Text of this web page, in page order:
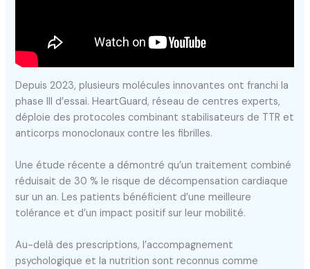
Depuis 2023, plusieurs molécules innovantes ont franchi la
phase III d’essai. HeartGuard, réseau de centres experts,
déploie des protocoles combinant stabilisateurs de TTR et
anticorps monoclonaux contre les fibrilles.
Une étude récente a démontré qu’un traitement combiné
réduisait de 30 % le risque de décompensation cardiaque
sur un an. Les patients bénéficient d’une meilleure
tolérance et d’un impact positif sur leur mobilité.
Au-delà des prescriptions, l’accompagnement
psychologique et la nutrition sont reconnus comme